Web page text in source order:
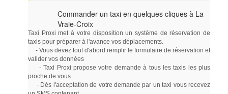
Commander un taxi en quelques cliques à La
Vraie-Croix
Taxi Proxi met à votre disposition un système de réservation de
taxis pour préparer à l'avance vos déplacements.
- Vous devez tout d'abord remplir le formulaire de réservation et
valider vos données
- Taxi Proxi propose votre demande à tous les taxis les plus
proche de vous
- Dés l'acceptation de votre demande par un taxi vous recevez